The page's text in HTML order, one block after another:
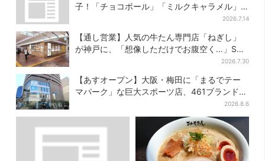
子！「チョコボール」「ミルクキャラメル」
があのスイーツに変身…6年ぶり復活シェイク
2026.7.14
【通し営業】人気の牛たん専門店「ねぎし」
が神戸に、「想像しただけでお腹空く…」SNS
2026.7.30
【あすオープン】大阪・梅田に「まるでテー
マパーク」な巨大スポーツ店、461ブランド集
2026.8.6